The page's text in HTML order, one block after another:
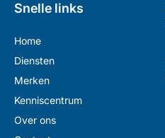
Snelle links
Home
Diensten
Merken
Kenniscentrum
Over ons